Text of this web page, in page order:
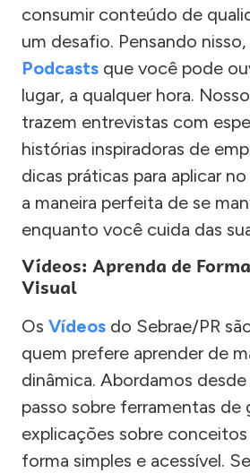
consumir conteúdo de
um desafio. Pensando
Podcasts que você pode
lugar, a qualquer hora.
trazem entrevistas com
histórias inspiradoras de
dicas práticas para aplicar
a maneira perfeita de se
enquanto você cuida das
Vídeos: Aprenda de
Visual
Os Vídeos do Sebrae/PR
quem prefere aprender de
dinâmica. Abordamos
passo sobre ferramentas de
explicações sobre
forma simples e acessível.